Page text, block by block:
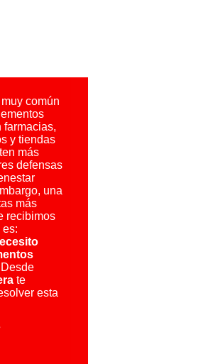
común
farmacias,
y tiendas
más
defensas
una
más
recibimos
es:
Desde
te
esta